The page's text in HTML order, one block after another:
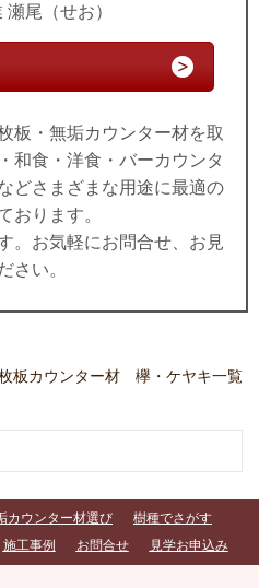
尾（せお）
板・無垢カウンター材を取
和食・洋食・バーカウンタ
どさまざまな用途に最適の
おります。
。お気軽にお問合せ、お見
さい。
板カウンター材 欅・ケヤキ一覧
カウンター材選び
樹種でさがす
施工事例 お問合せ 見学お申込み